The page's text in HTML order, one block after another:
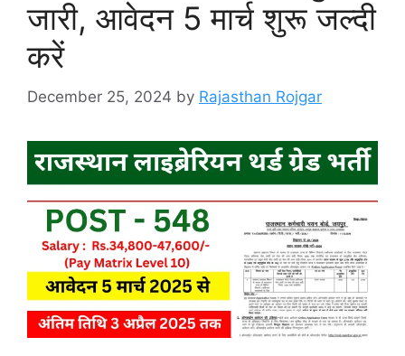
जारी, आवेदन 5 मार्च शुरू जल्दी
करें
December 25, 2024 by Rajasthan Rojgar